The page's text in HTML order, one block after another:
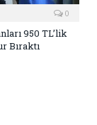
0
950 TL’lik
Bıraktı